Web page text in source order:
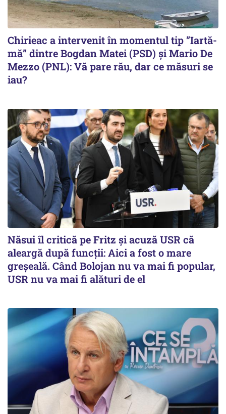
Chirieac a intervenit în momentul tip ”Iartă-
mă” dintre Bogdan Matei (PSD) și Mario De
Mezzo (PNL): Vă pare rău, dar ce măsuri se
iau?
Năsui îl critică pe Fritz și acuză USR că
aleargă după funcții: Aici a fost o mare
greșeală. Când Bolojan nu va mai fi popular,
USR nu va mai fi alături de el